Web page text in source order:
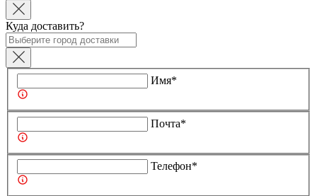
Куда доставить?
Имя*
Почта*
Телефон*